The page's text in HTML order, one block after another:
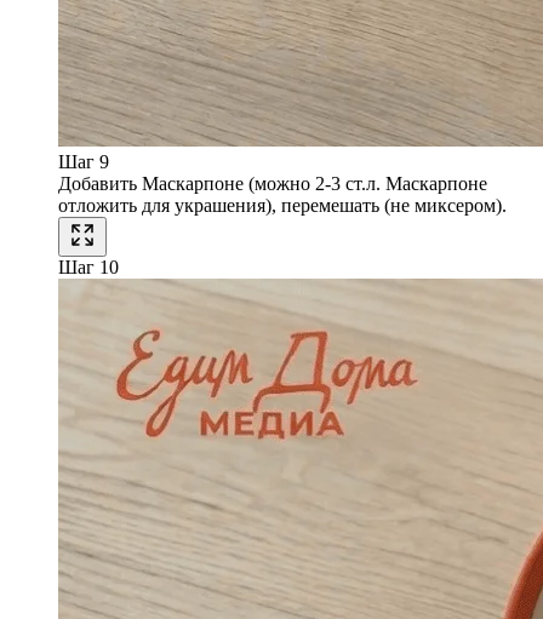
Шаг 9
Добавить Маскарпоне (можно 2-3 ст.л. Маскарпоне
отложить для украшения), перемешать (не миксером).
Шаг 10